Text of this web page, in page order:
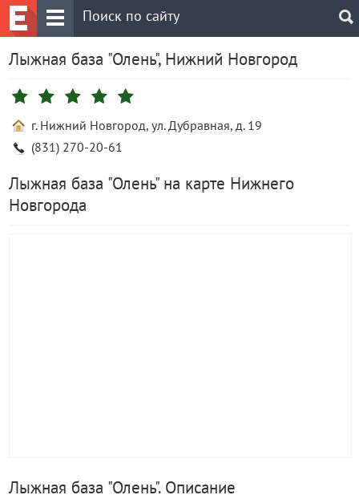
Лыжная база "Олень", Нижний Новгород
г. Нижний Новгород, ул. Дубравная, д. 19
(831) 270-20-61
Лыжная база "Олень" на карте Нижнего
Новгорода
Лыжная база "Олень". Описание